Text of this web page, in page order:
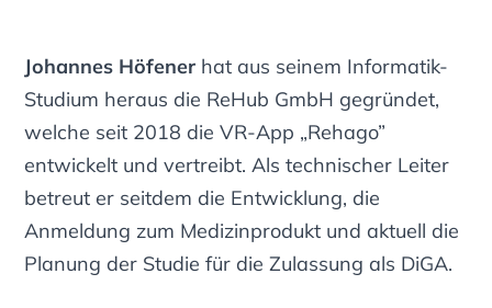
Johannes Höfener hat aus seinem Informatik-
Studium heraus die ReHub GmbH gegründet,
welche seit 2018 die VR-App „Rehago”
entwickelt und vertreibt. Als technischer Leiter
betreut er seitdem die Entwicklung, die
Anmeldung zum Medizinprodukt und aktuell die
Planung der Studie für die Zulassung als DiGA.